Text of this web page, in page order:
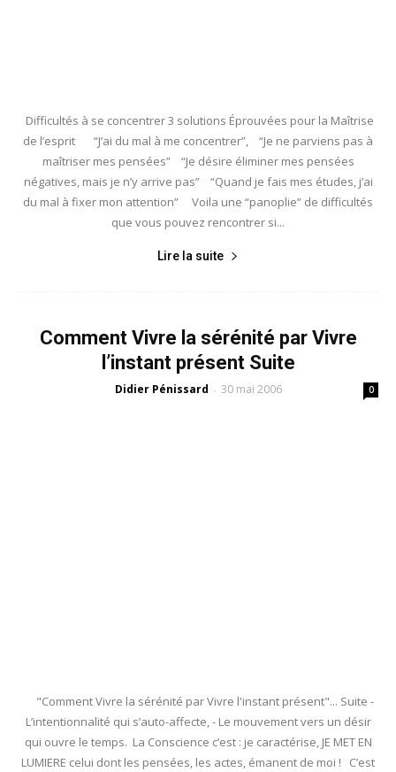
Difficultés à se concentrer 3 solutions Éprouvées pour la Maîtrise
de l’esprit “J’ai du mal à me concentrer”, “Je ne parviens pas à
maîtriser mes pensées” “Je désire éliminer mes pensées
négatives, mais je n’y arrive pas” “Quand je fais mes études, j’ai
du mal à fixer mon attention” Voila une “panoplie” de difficultés
que vous pouvez rencontrer si...
Lire la suite
Comment Vivre la sérénité par Vivre
l’instant présent Suite
Didier Pénissard - 30 mai 2006 0
"Comment Vivre la sérénité par Vivre l'instant présent"... Suite -
L’intentionnalité qui s’auto-affecte, - Le mouvement vers un désir
qui ouvre le temps. La Conscience c’est : je caractérise, JE MET EN
LUMIERE celui dont les pensées, les actes, émanent de moi ! C’est